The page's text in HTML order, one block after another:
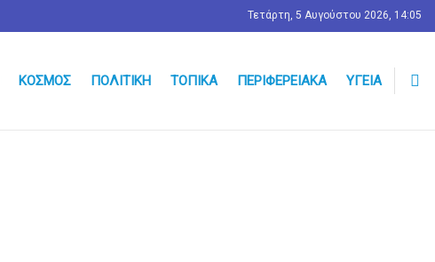
Τετάρτη, 5 Αυγούστου 2026, 14:05
ΚΌΣΜΟΣ ΠΟΛΙΤΙΚΉ ΤΟΠΙΚΆ ΠΕΡΙΦΕΡΕΙΑΚΆ ΥΓΕΊΑ